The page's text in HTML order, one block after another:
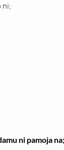
ni;
ni pamoja na;